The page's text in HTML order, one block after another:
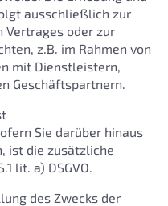
ausschließlich zur
Vertrages oder zur
z.B. im Rahmen von
mit Dienstleistern,
Geschäftspartnern.
Sie darüber hinaus
ist die zusätzliche
lit. a) DSGVO.
des Zwecks der